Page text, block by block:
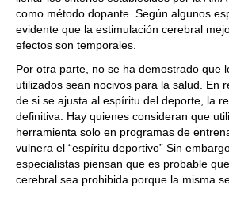
como método dopante. Según algunos
evidente que la estimulación cerebral
efectos son temporales.
Por otra parte, no se ha demostrado que
utilizados sean nocivos para la salud. En
de si se ajusta al espíritu del deporte, la
definitiva. Hay quienes consideran que
herramienta solo en programas de
vulnera el “espíritu deportivo” Sin
especialistas piensan que es probable
cerebral sea prohibida porque la misma